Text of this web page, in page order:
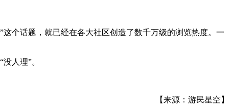
个话题，就已经在各大社区创造了数千万级的浏览热度。一
人理”。
【来源：游民星空】